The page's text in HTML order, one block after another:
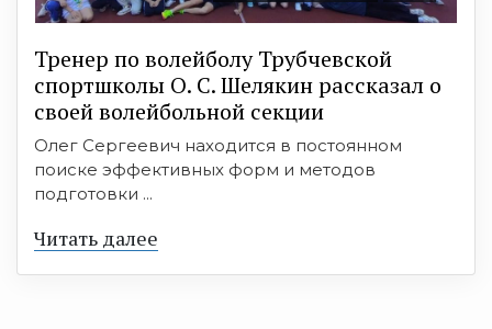
Тренер по волейболу Трубчевской
спортшколы О. С. Шелякин рассказал о
своей волейбольной секции
Олег Сергеевич находится в постоянном
поиске эффективных форм и методов
подготовки ...
Читать далее